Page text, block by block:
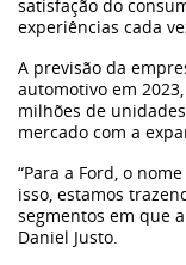
satisfação do
experiências cada
A previsão da
automotivo em
milhões de
mercado com a
“Para a Ford, o
isso, estamos
segmentos em que
Daniel Justo.